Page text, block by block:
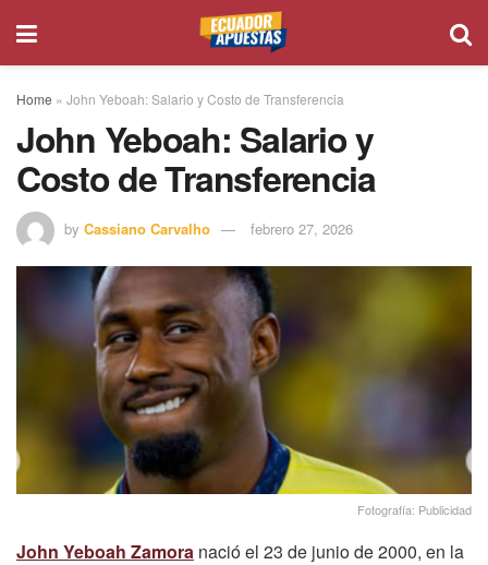
Home » John Yeboah: Salario y Costo de Transferencia
John Yeboah: Salario y
Costo de Transferencia
by Cassiano Carvalho febrero 27, 2026
Fotografía: Publicidad
John Yeboah Zamora nació el 23 de junio de 2000, en la